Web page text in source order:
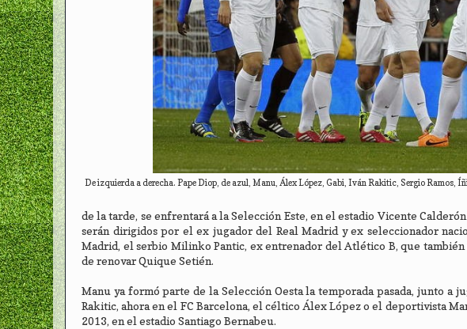
De izquierda a derecha. Pape Diop, de azul, Manu, Álex López, Gabi, Iván Rakitic, Sergio Ramos,
de la tarde, se enfrentará a la Selección Este, en el estadio Vicente
serán dirigidos por el ex jugador del Real Madrid y ex seleccionador
Madrid, el serbio Milinko Pantic, ex entrenador del Atlético B, que también
de renovar Quique Setién.
Manu ya formó parte de la Selección Oesta la temporada pasada, junto a
Rakitic, ahora en el FC Barcelona, el céltico Álex López o el deportivista
2013, en el estadio Santiago Bernabeu.